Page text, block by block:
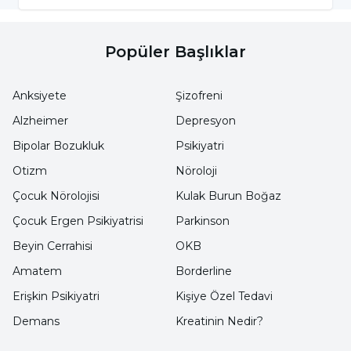
insanlarda belirsizlik korkusuna yol açabilir.
niyetlerini okuyamadıkları için onlardan
korkabilirler.
tepkiler gözlemleyebilir ve bu tepkileri
öğrenebilir. Böylece, palyaçoların korkulması
gereken varlıklar olduğu düşüncesi, sosyal
öğrenme yoluyla aktarılabilir.
Doğuştan Gelen Eğilimler:Araştırmalar,
Popüler Başlıklar
Anksiyete
Alzheimer
Bipolar Bozukluk
Otizm
Çocuk Nörolojisi
Şizofreni
Depresyon
Psikiyatri
Nöroloji
Kulak Burun Boğaz
Çocuk Ergen Psikiyatrisi
Beyin Cerrahisi
Amatem
Erişkin Psikiyatri
Demans
Parkinson
OKB
Borderline
Kişiye Özel Tedavi
Kreatinin Nedir?